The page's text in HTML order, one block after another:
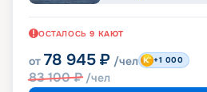
ОСТАЛОСЬ 9 КАЮТ
от 78 945 ₽ /чел
83 100₽ /чел
+1 000